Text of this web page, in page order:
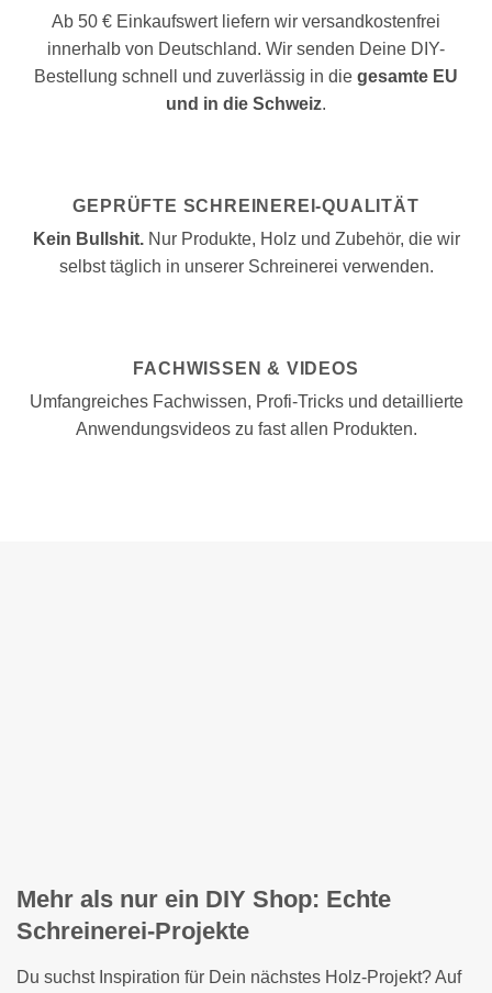
Ab 50 € Einkaufswert liefern wir versandkostenfrei
innerhalb von Deutschland. Wir senden Deine DIY-
Bestellung schnell und zuverlässig in die gesamte EU
und in die Schweiz.
GEPRÜFTE SCHREINEREI-QUALITÄT
Kein Bullshit.Nur Produkte, Holz und Zubehör, die wir
selbst täglich in unserer Schreinerei verwenden.
FACHWISSEN & VIDEOS
Umfangreiches Fachwissen, Profi-Tricks und detaillierte
Anwendungsvideos zu fast allen Produkten.
Mehr als nur ein DIY Shop: Echte
Schreinerei-Projekte
Du suchst Inspiration für Dein nächstes Holz-Projekt? Auf